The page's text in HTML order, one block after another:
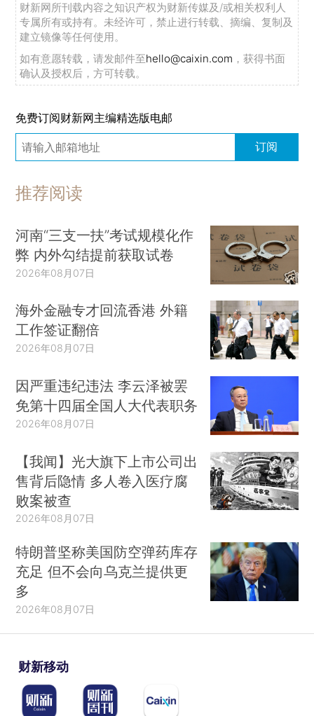
财新网所刊载内容之知识产权为财新传媒及/或相关权利人
专属所有或持有。未经许可，禁止进行转载、摘编、复制及
建立镜像等任何使用。
如有意愿转载，请发邮件至hello@caixin.com ，获得书面
确认及授权后，方可转载。
免费订阅财新网主编精选版电邮
订阅
推荐阅读
河南“三支一扶”考试规模化作
弊 内外勾结提前获取试卷
2026年08月07日
海外金融专才回流香港 外籍
工作签证翻倍
2026年08月07日
因严重违纪违法 李云泽被罢
免第十四届全国人大代表职务
2026年08月07日
【我闻】光大旗下上市公司出
售背后隐情 多人卷入医疗腐
败案被查
2026年08月07日
特朗普坚称美国防空弹药库存
充足 但不会向乌克兰提供更
多
2026年08月07日
财新移动